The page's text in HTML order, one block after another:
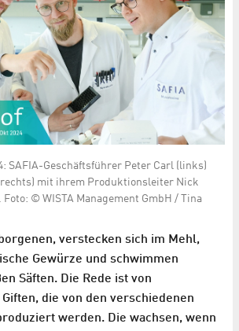
SAFIA-Geschäftsführer Peter Carl (links)
mit ihrem Produktionsleiter Nick
© WISTA Management GmbH / Tina
verstecken sich im Mehl,
Gewürze und schwimmen
Säften. Die Rede ist von
die von den verschiedenen
werden. Die wachsen, wenn